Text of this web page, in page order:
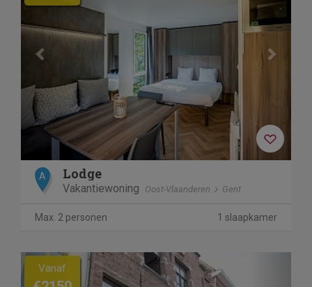
A Lodge
Vakantiewoning Oost-Vlaanderen Gent
Max. 2 personen 1 slaapkamer
Previous
Vanaf